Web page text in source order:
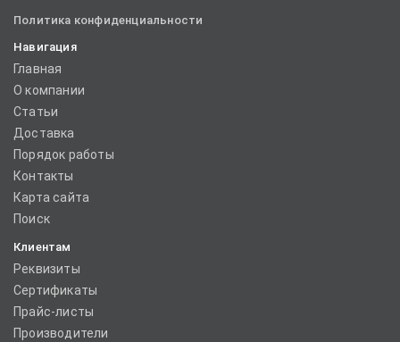
Политика конфиденциальности
Навигация
Главная
О компании
Статьи
Доставка
Порядок работы
Контакты
Карта сайта
Поиск
Клиентам
Реквизиты
Сертификаты
Прайс-листы
Производители